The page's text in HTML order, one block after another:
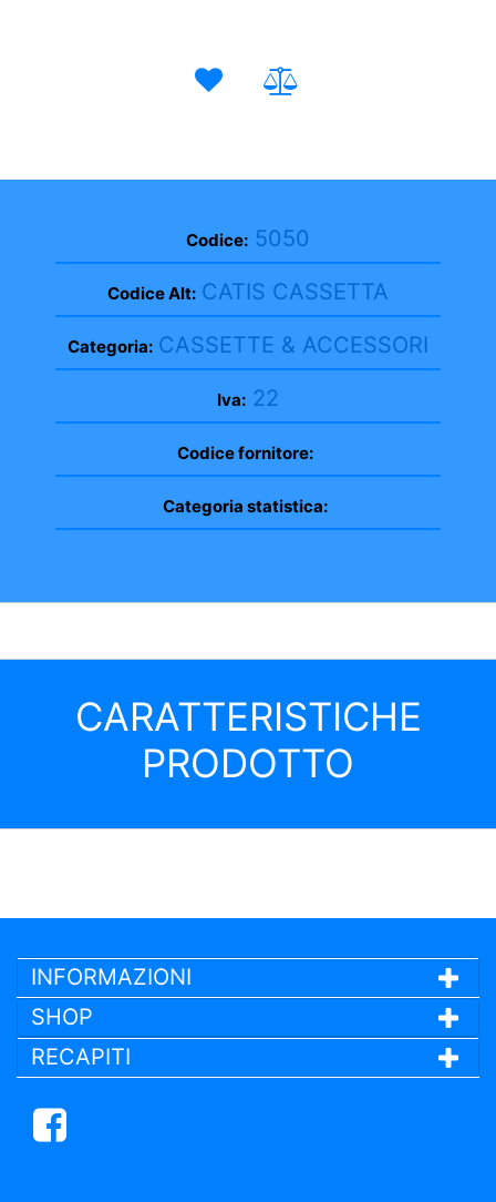
Codice: 5050
Codice Alt: CATIS CASSETTA
Categoria: CASSETTE & ACCESSORI
Iva: 22
Codice fornitore:
Categoria statistica:
CARATTERISTICHE
PRODOTTO
INFORMAZIONI
SHOP
RECAPITI
Facebook